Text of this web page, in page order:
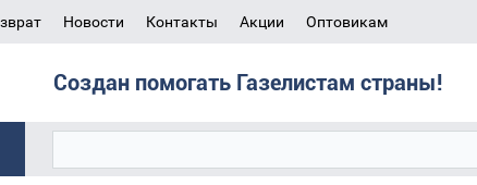
Новости Контакты Акции Оптовикам
Создан помогать Газелистам страны!